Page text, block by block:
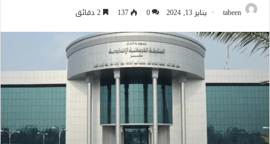
tabeen يناير 13, 2024 0
137